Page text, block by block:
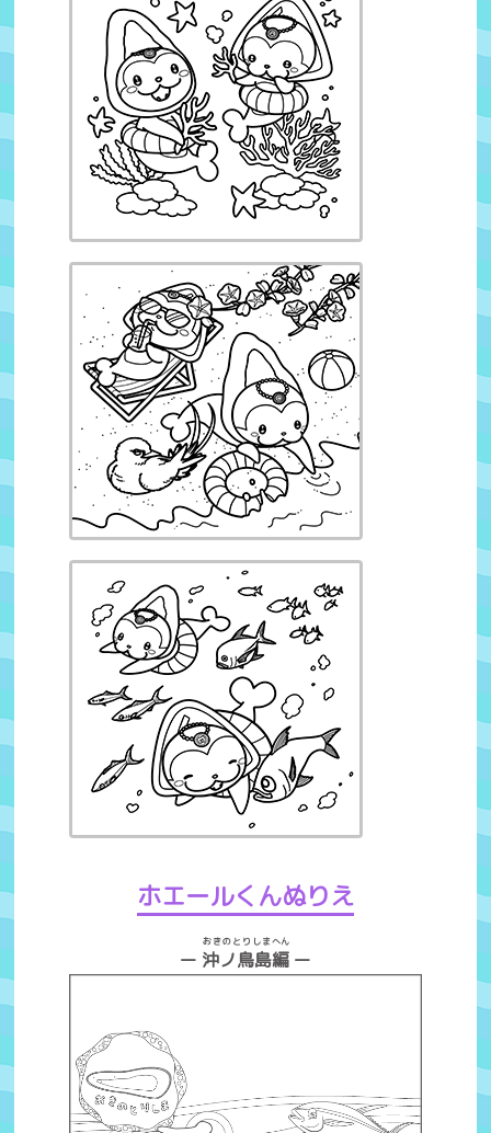
ホエールくんぬりえ
ー 沖ノ鳥島
おきのとりしま
編
へん
ー